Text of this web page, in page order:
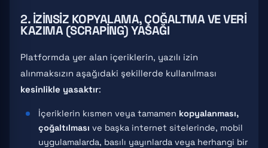
2. İZINSIZ KOPYALAMA, ÇOĞALTMA VE VERI
KAZIMA (SCRAPING) YASAĞI
Platformda yer alan içeriklerin, yazılı izin
alınmaksızın aşağıdaki şekillerde kullanılması
kesinlikle yasaktır:
İçeriklerin kısmen veya tamamen kopyalanması,
çoğaltılması ve başka internet sitelerinde, mobil
uygulamalarda, basılı yayınlarda veya herhangi bir